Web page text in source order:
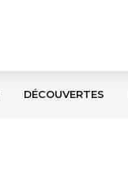
DÉCOUVERTES